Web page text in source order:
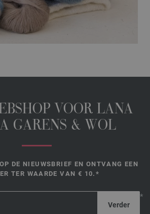
VOOR LANA
GARENS & WOL
DE NIEUWSBRIEF EN ONTVANG EEN
TER WAARDE VAN € 10.*
*